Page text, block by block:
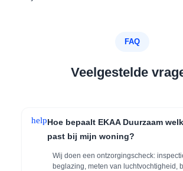
FAQ
Veelgestelde
helpHoe bepaalt EKAA Duurzaam
past bij mijn woning?
Wij doen een ontzorgingscheck:
beglazing, meten van luchtvochtigheid,